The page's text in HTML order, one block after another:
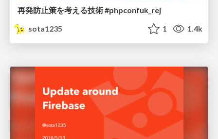
再発防止策を考える技術 #phpconfuk_rej
sota1235
1 1.4k